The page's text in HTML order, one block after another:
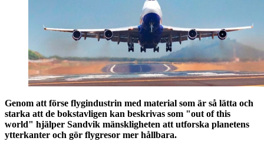
Genom att förse flygindustrin med material som är så lätta och
starka att de bokstavligen kan beskrivas som "out of this
world" hjälper Sandvik mänskligheten att utforska planetens
ytterkanter och gör flygresor mer hållbara.